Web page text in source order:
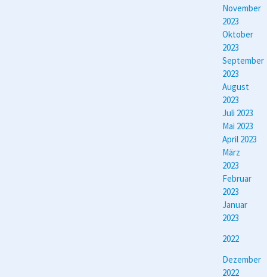
November
2023
Oktober
2023
September
2023
August
2023
Juli 2023
Mai 2023
April 2023
März
2023
Februar
2023
Januar
2023
2022
Dezember
2022